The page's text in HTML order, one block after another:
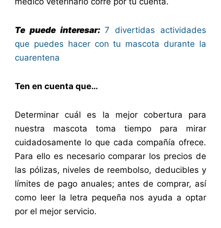
Te puede interesar: 7 divertidas actividades
que puedes hacer con tu mascota durante la
cuarentena
Ten en cuenta que…
Determinar cuál es la mejor cobertura para
nuestra mascota toma tiempo para mirar
cuidadosamente lo que cada compañía ofrece.
Para ello es necesario comparar los precios de
las pólizas, niveles de reembolso, deducibles y
límites de pago anuales; antes de comprar, así
como leer la letra pequeña nos ayuda a optar
por el mejor servicio.